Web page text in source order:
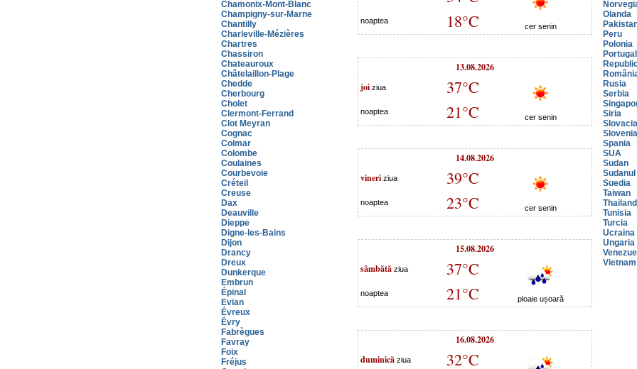
Chamonix-Mont-Blanc
Champigny-sur-Marne
Chantilly
Charleville-Mézières
Chartres
Chassiron
Chateauroux
Châtelaillon-Plage
Chedde
Cherbourg
Cholet
Clermont-Ferrand
Clot Meyran
Cognac
Colmar
Colombe
Coulaines
Courbevoie
Créteil
Creuse
Dax
Deauville
Dieppe
Digne-les-Bains
Dijon
Drancy
Dreux
Dunkerque
Embrun
Épinal
Evian
Évreux
Évry
Fabrègues
Favray
Foix
Fréjus
cer senin
noaptea 18°C
13.08.2026
joi ziua 37°C
cer senin
noaptea 21°C
14.08.2026
vineri ziua 39°C
cer senin
noaptea 23°C
15.08.2026
sâmbătă ziua 37°C
ploaie ușoară
noaptea 21°C
16.08.2026
duminică ziua 32°C
Olanda
Peru
Polonia
Rusia
Serbia
Siria
Slovacia
Slovenia
Spania
SUA
Sudan
Sudanul
Suedia
Taiwan
Tunisia
Turcia
Ucraina
Ungaria
Vietnam